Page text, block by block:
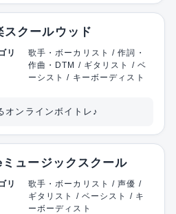
スクールウッド
リ
歌手・ボーカリスト / 作詞・
作曲・DTM / ギタリスト / ベ
ーシスト / キーボーディスト
オンラインボイトレ♪
ミュージックスクール
リ
歌手・ボーカリスト / 声優 /
ギタリスト / ベーシスト / キ
ーボーディスト